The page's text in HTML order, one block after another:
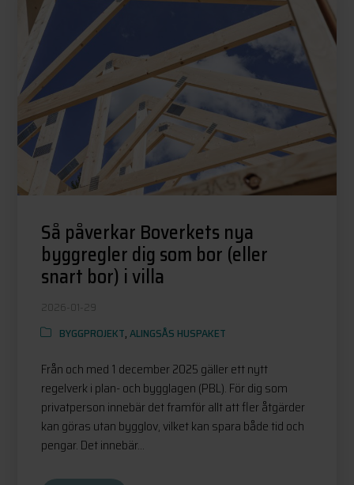
Så påverkar Boverkets nya
byggregler dig som bor (eller
snart bor) i villa
2026-01-29
BYGGPROJEKT,ALINGSÅS HUSPAKET
Från och med 1 december 2025 gäller ett nytt
regelverk i plan- och bygglagen (PBL). För dig som
privatperson innebär det framför allt att fler åtgärder
kan göras utan bygglov, vilket kan spara både tid och
pengar. Det innebär...